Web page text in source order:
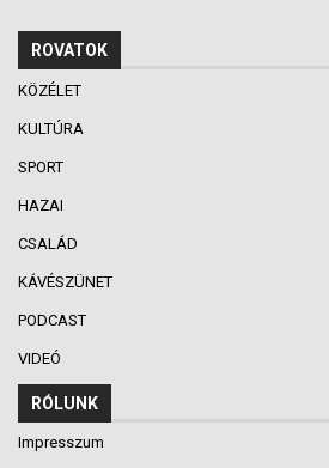
ROVATOK
KÖZÉLET
KULTÚRA
SPORT
HAZAI
CSALÁD
KÁVÉSZÜNET
PODCAST
VIDEÓ
RÓLUNK
Impresszum